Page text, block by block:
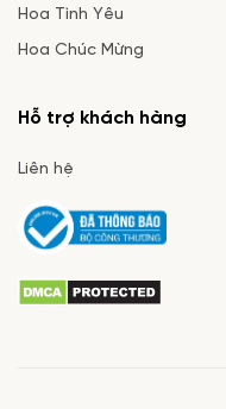
Hoa Tình Yêu
Hoa Chúc Mừng
Hỗ trợ khách hàng
Liên hệ